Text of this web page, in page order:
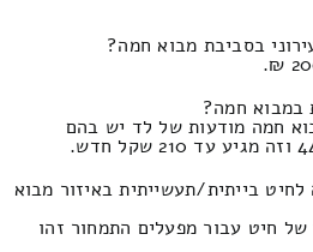
בסביבת מבוא חמה?
במבוא חמה?
חמה מודעות של לד יש בהם
בייתית/תעשייתית באיזור מבוא
של חיט עבור מפעלים התמחור זהו